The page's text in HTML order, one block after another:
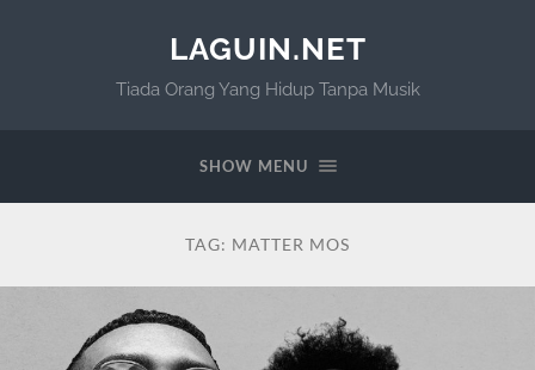
LAGUIN.NET
Tiada Orang Yang Hidup Tanpa Musik
SHOW MENU
TAG: MATTER MOS